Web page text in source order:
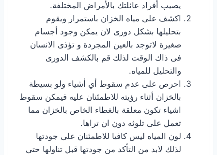
يصيب أفراد عائلتك بالأمراض المختلفة.
اكشف على مياه الخزان باستمرار ويقوم
بتحليلها بشكل دورى لان يمكن وجود أجسام
صغيرة لاتوجد بالعين المجردة و تؤذى الانسان
فى ذاك الوقت لذلك قم بالكشف الدورى
والتحليل للمياه.
احرص على عدم سقوط أي أشياء ولو بسيطة
بالخزان أثناء رؤيته للاطمئنان عليه فيمكن سقوط
اشياء تكون معلقة بالغطاء الخاص بالخزان مما
تعمل على تلوثه دون ان تراها.
لون المياه ليس كافيا للاطمئنان على جودتها
لذلك لابد من التأكد من جودتها قبل تناولها حتى